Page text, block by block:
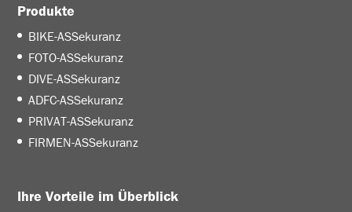
Produkte
BIKE-ASSekuranz
FOTO-ASSekuranz
DIVE-ASSekuranz
ADFC-ASSekuranz
PRIVAT-ASSekuranz
FIRMEN-ASSekuranz
Ihre Vorteile im Überblick